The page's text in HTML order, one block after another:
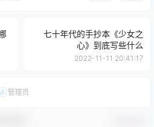
七十年代的手抄本《少女之
心》到底写些什么
2022-11-11 20:41:17
管理员